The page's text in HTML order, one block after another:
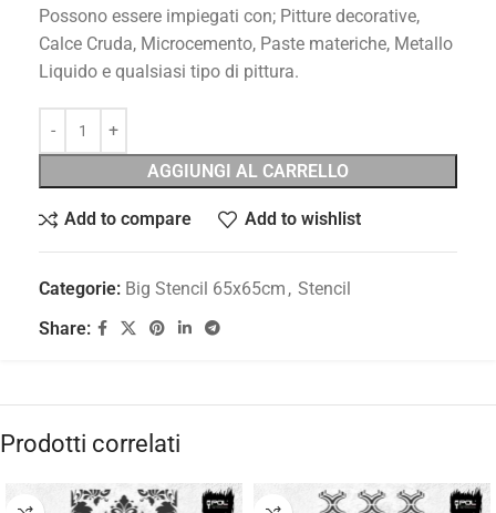
Possono essere impiegati con; Pitture decorative,
Calce Cruda, Microcemento, Paste materiche, Metallo
Liquido e qualsiasi tipo di pittura.
AGGIUNGI AL CARRELLO
Add to compare Add to wishlist
Categorie: Big Stencil 65x65cm , Stencil
Share:
Prodotti correlati